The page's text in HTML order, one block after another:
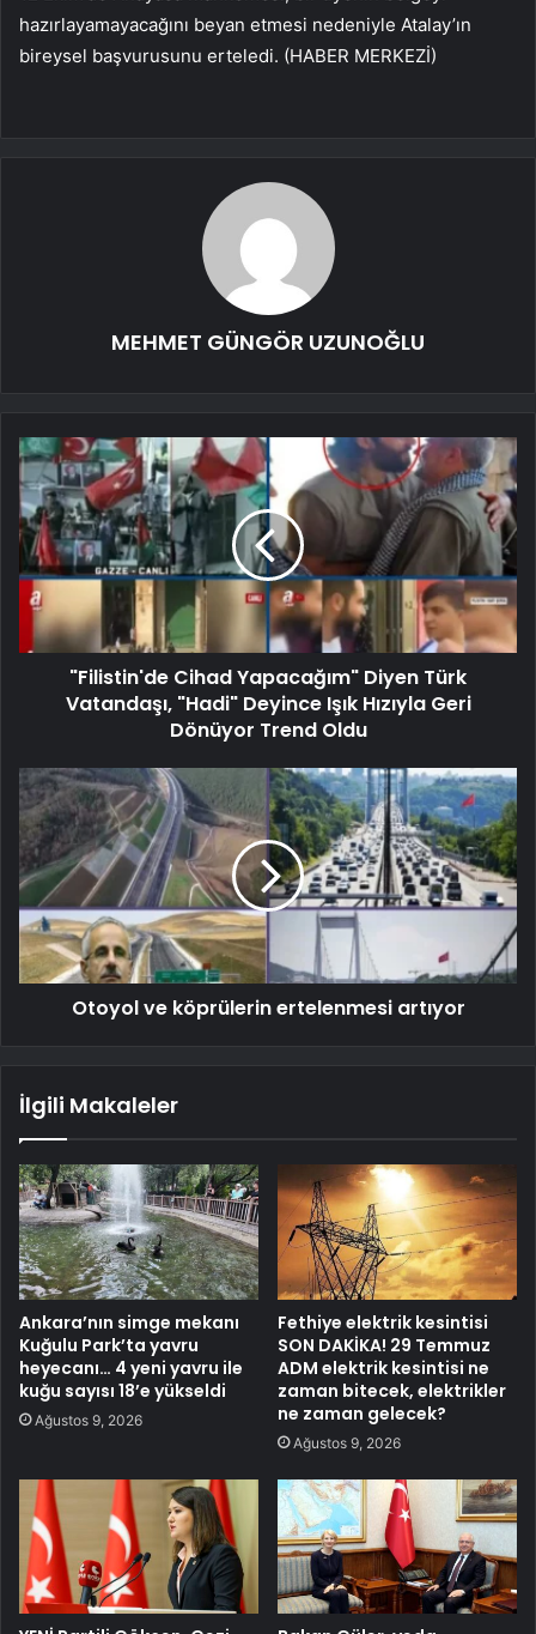
hazırlayamayacağını beyan etmesi nedeniyle Atalay’ın
bireysel başvurusunu erteledi. (HABER MERKEZİ)
MEHMET GÜNGÖR UZUNOĞLU
"Filistin'de Cihad Yapacağım" Diyen Türk
Vatandaşı, "Hadi" Deyince Işık Hızıyla Geri
Dönüyor Trend Oldu
Otoyol ve köprülerin ertelenmesi artıyor
İlgili Makaleler
Ankara’nın simge mekanı
Kuğulu Park’ta yavru
heyecanı… 4 yeni yavru ile
kuğu sayısı 18’e yükseldi
Ağustos 9, 2026
Fethiye elektrik kesintisi
SON DAKİKA! 29 Temmuz
ADM elektrik kesintisi ne
zaman bitecek, elektrikler
ne zaman gelecek?
Ağustos 9, 2026